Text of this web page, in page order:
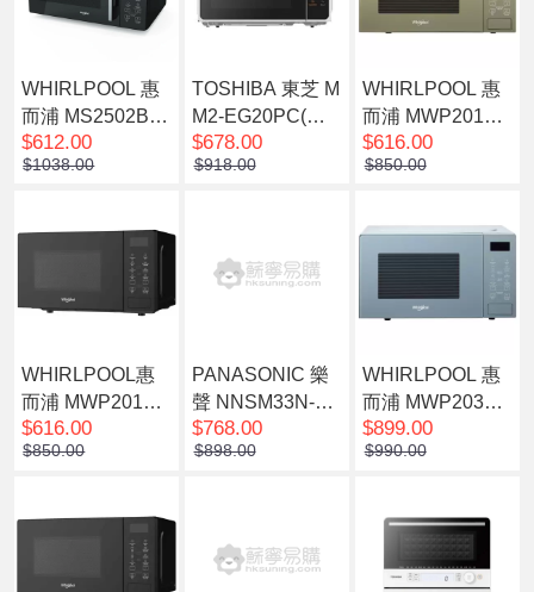
WHIRLPOOL 惠
而浦 MS2502B
微波爐 25公升
$612.00
$1038.00
TOSHIBA 東芝 M
M2-EG20PC(W
H)輕觸式燒烤微
波爐 20公升 白色
$678.00
$918.00
WHIRLPOOL 惠
而浦 MWP201EA
S 20L 800W 微波
爐(酪梨奶油色)
$616.00
$850.00
WHIRLPOOL惠
而浦 MWP201EB
S 20L 800W 微波
爐(黑色)
$616.00
$850.00
PANASONIC 樂
聲 NNSM33N-W
微波爐(25公升)
$768.00
$898.00
WHIRLPOOL 惠
而浦 MWP203EU
S 20L 800W 燒烤
微波爐(倫敦霧藍)
$899.00
$990.00